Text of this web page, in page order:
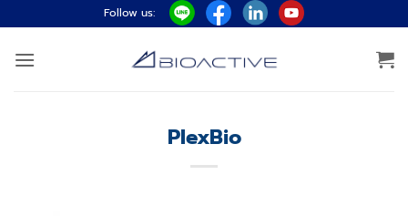
ไป
ยัง
Follow us:
PlexBio